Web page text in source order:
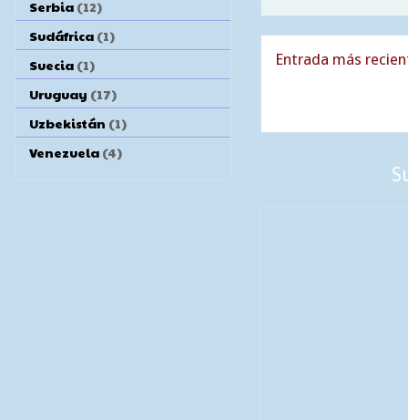
Entrada más
Serbia (12)
Sudáfrica (1)
Suecia (1)
Uruguay (17)
Uzbekistán (1)
Venezuela (4)